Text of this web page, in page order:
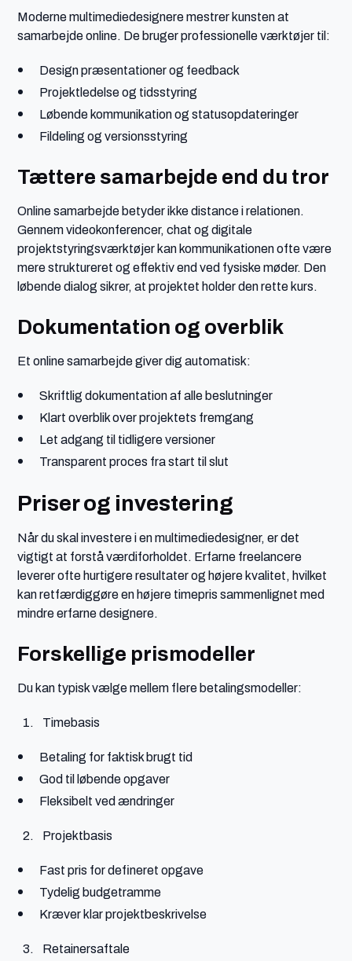
Moderne multimediedesignere mestrer kunsten at
samarbejde online. De bruger professionelle værktøjer til:
Design præsentationer og feedback
Projektledelse og tidsstyring
Løbende kommunikation og statusopdateringer
Fildeling og versionsstyring
Tættere samarbejde end du tror
Online samarbejde betyder ikke distance i relationen.
Gennem videokonferencer, chat og digitale
projektstyringsværktøjer kan kommunikationen ofte være
mere struktureret og effektiv end ved fysiske møder. Den
løbende dialog sikrer, at projektet holder den rette kurs.
Dokumentation og overblik
Et online samarbejde giver dig automatisk:
Skriftlig dokumentation af alle beslutninger
Klart overblik over projektets fremgang
Let adgang til tidligere versioner
Transparent proces fra start til slut
Priser og investering
Når du skal investere i en multimediedesigner, er det
vigtigt at forstå værdiforholdet. Erfarne freelancere
leverer ofte hurtigere resultater og højere kvalitet, hvilket
kan retfærdiggøre en højere timepris sammenlignet med
mindre erfarne designere.
Forskellige prismodeller
Du kan typisk vælge mellem flere betalingsmodeller:
Timebasis
Betaling for faktisk brugt tid
God til løbende opgaver
Fleksibelt ved ændringer
Projektbasis
Fast pris for defineret opgave
Tydelig budgetramme
Kræver klar projektbeskrivelse
Retainersaftale